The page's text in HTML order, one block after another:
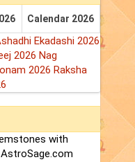
Calendar 2026
Ekadashi 2026
2026 Nag
2026 Raksha
with